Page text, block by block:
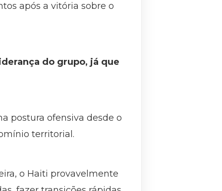
após a vitória sobre o
do grupo, já que
postura ofensiva desde o
territorial.
o Haiti provavelmente